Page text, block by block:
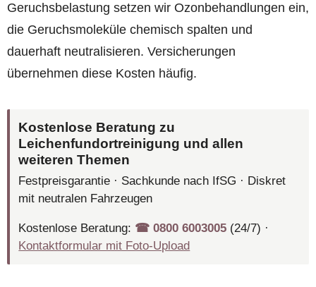
Geruchsbelastung setzen wir Ozonbehandlungen ein,
die Geruchsmoleküle chemisch spalten und
dauerhaft neutralisieren. Versicherungen
übernehmen diese Kosten häufig.
Kostenlose Beratung zu
Leichenfundortreinigung und allen
weiteren Themen
Festpreisgarantie · Sachkunde nach IfSG · Diskret
mit neutralen Fahrzeugen
Kostenlose Beratung: ☎︎ 0800 6003005 (24/7) ·
Kontaktformular mit Foto-Upload